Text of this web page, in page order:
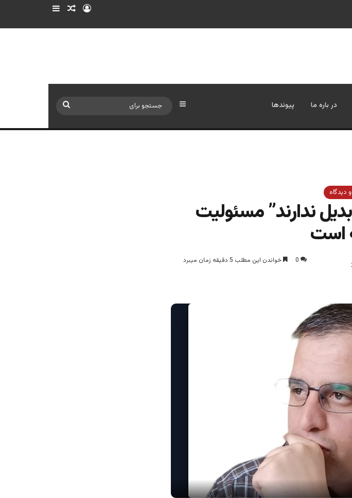
ورود نوشته تصادفی
در باره ما پیوندها سایدبار
دیدگاه
ندارند” مسئولیت
است
0 خواندن این مطلب 5 دقیقه زمان میبرد